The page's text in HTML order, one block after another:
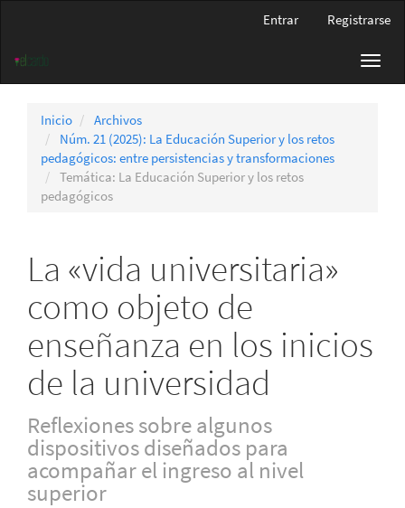
principal
Barra
Entrar Registrarse
Inicio
Archivos
Núm. 21 (2025): La Educación Superior y los retos
pedagógicos: entre persistencias y transformaciones
Temática: La Educación Superior y los retos
pedagógicos
La «vida universitaria»
como objeto de
enseñanza en los inicios
de la universidad
Reflexiones sobre algunos
dispositivos diseñados para
acompañar el ingreso al nivel
superior